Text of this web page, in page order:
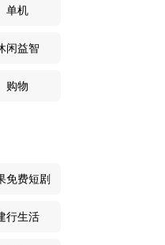
单机
闲益智
购物
免费短剧
行生活